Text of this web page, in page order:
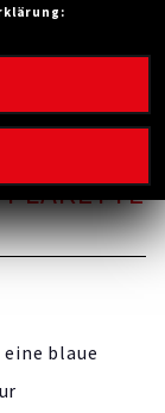
PLAKETTE
blaue